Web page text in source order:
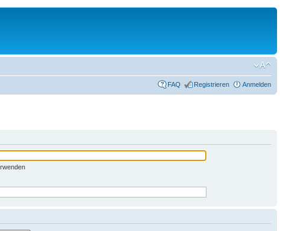
FAQ Registrieren Anmelden